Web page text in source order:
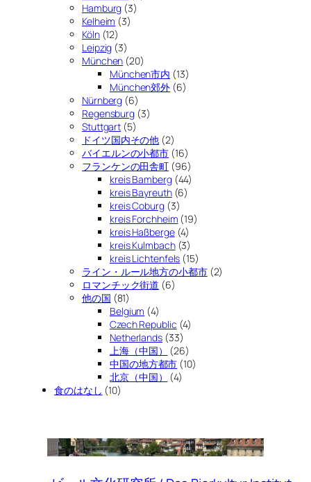
Hamburg (3)
Kelheim (3)
Köln(12)
Leipzig (3)
München (20)
München市内 (13)
München郊外 (6)
Nürnberg (6)
Regensburg (3)
Stuttgart (5)
ドイツ国内その他 (2)
バイエルンの小都市 (16)
フランケンの田舎町 (96)
kreis Bamberg(44)
kreis Bayreuth(6)
kreis Coburg(3)
kreis Forchheim (19)
kreis Haßberge(4)
kreis Kulmbach(3)
kreis Lichtenfels (15)
ライン・ルール地方の小都市(2)
ロマンチック街道 (6)
他の国 (81)
Belgium (4)
Czech Republic (4)
Netherlands(33)
上海（中国）
(26)
中国の地方都市 (10)
北京（中国）
(4)
食のはなし (10)